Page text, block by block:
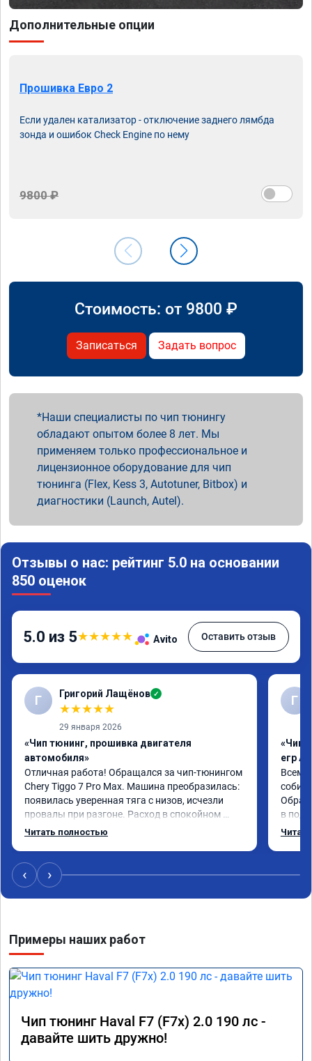
Дополнительные опции
Прошивка Евро 2
Если удален катализатор - отключение заднего лямбда
зонда и ошибок Check Engine по нему
9800 ₽
Стоимость: от 9800 ₽
Записаться Задать вопрос
Наши специалисты по чип тюнингу
обладают опытом более 8 лет. Мы
применяем только профессиональное и
лицензионное оборудование для чип
тюнинга (Flex, Kess 3, Autotuner, Bitbox) и
диагностики (Launch, Autel).
Отзывы о нас: рейтинг 5.0 на основании
850 оценок
5.0 из 5★★★★★ Avito Оставить отзыв
Г Григорий Лащёнов ✓
★★★★★
29 января 2026
«Чип тюнинг, прошивка двигателя
автомобиля»
Отличная работа! Обращался за чип-тюнингом
Chery Tiggo 7 Pro Max. Машина преобразилась:
появилась уверенная тяга с низов, исчезли
провалы при разгоне. Расход в спокойном
режиме даже немного снизился. Все сделали
Читать полностью
Г
«Чип
егр
Всем
в
‹ ›
Примеры наших работ
Чип тюнинг Haval F7 (F7x) 2.0 190 лс -
давайте шить дружно!